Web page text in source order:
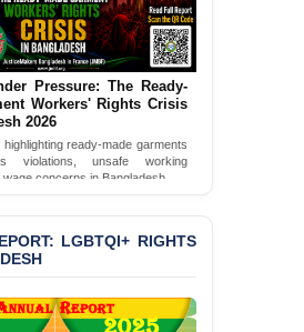
PRESS RELEASE: JMBF
2024 Annual
on the State of
Rights in
Deeply Concerned
Strongly Condemns
Death of Durjoy
in Police
Custody at Chakaria
Police Station, Cox’s
JMBF
Pressure: The Ready-
Workers' Rights Crisis
2026
ready-made garments
violations, unsafe working
concerns in Bangladesh.
LGBTQI+ RIGHTS